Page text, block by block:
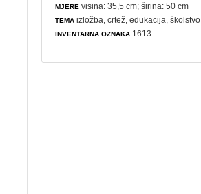
MJERE visina: 35,5 cm; širina: 50 cm
TEMA izložba ,crtež ,edukacija ,školstvo
INVENTARNA OZNAKA 1613